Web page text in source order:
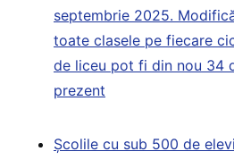
septembrie 2025.
toate clasele pe fiecare
de liceu pot fi din nou 34
prezent
Școlile cu sub 500 de